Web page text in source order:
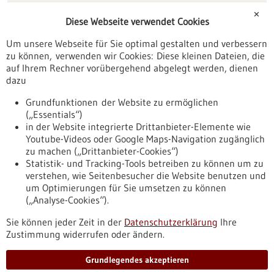
Veranstaltungen
Erscheinungsdatum
Nach oben
Informiert bleiben
Newsletter abonnieren
✕
Diese Webseite verwendet Cookies
Um unsere Webseite für Sie optimal gestalten und verbessern
zu können, verwenden wir Cookies: Diese kleinen Dateien, die
auf Ihrem Rechner vorübergehend abgelegt werden, dienen
dazu
Grundfunktionen der Website zu ermöglichen
(„Essentials“)
in der Website integrierte Drittanbieter-Elemente wie
Youtube-Videos oder Google Maps-Navigation zugänglich
zu machen („Drittanbieter-Cookies“)
Statistik- und Tracking-Tools betreiben zu können um zu
verstehen, wie Seitenbesucher die Website benutzen und
um Optimierungen für Sie umsetzen zu können
(„Analyse-Cookies“).
Sie können jeder Zeit in der Datenschutzerklärung Ihre
Zustimmung widerrufen oder ändern.
Grundlegendes akzeptieren